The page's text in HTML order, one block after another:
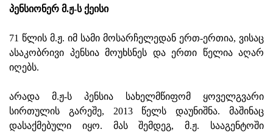
პენსიონერ მ.ჟ-ს ქეისი
71 წლის მ.ჟ. იმ სამი მოსარჩელედან ერთ-ერთია, ვისაც
ასაკობრივი პენსია მოუხსნეს და ერთი წელია აღარ
იღებს.
არადა მ.ჟ-ს პენსია სახელმწიფომ ყოველგვარი
სირთულის გარეშე, 2013 წელს დაუნიშნა. მაშინაც
დასაქმებული იყო. მას შემდეგ, მ.ჟ. სააგენტოში